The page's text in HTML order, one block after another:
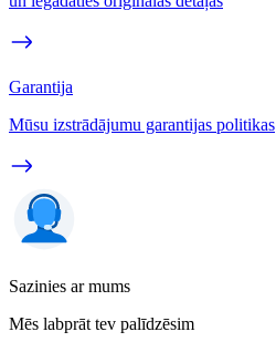
Garantija
Mūsu izstrādājumu garantijas politikas
Sazinies ar mums
Mēs labprāt tev palīdzēsim